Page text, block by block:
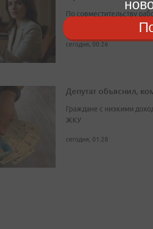
По совместительству
работодателя, так и у
сегодня, 00:26
Депутат объяснил,
Граждане с низкими
ЖКУ
сегодня, 01:28